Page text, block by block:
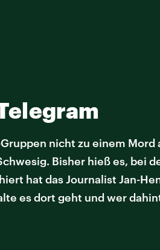
nicht zu einem
Bisher hieß es, bei
hat das Journalist Jan-
es dort geht und wer